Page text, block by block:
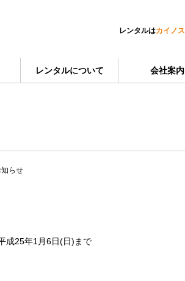
レンタルはカイノス
レンタルについて 会社案内
らせ
成25年1月6日(日)まで